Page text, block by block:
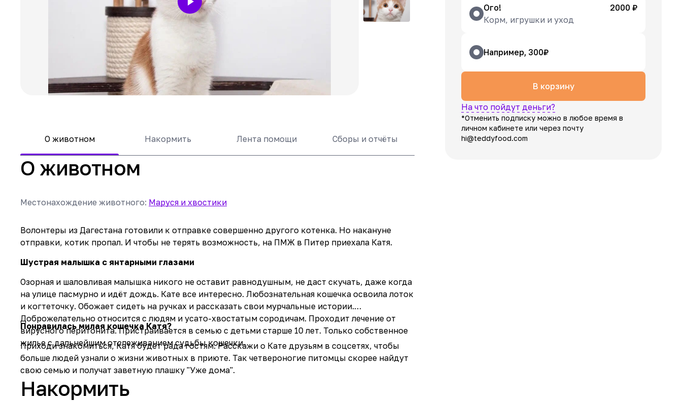
О животном Накормить Лента помощи Сборы и отчёты
О животном
Местонахождение животного: Маруся и хвостики
Волонтеры из Дагестана готовили к отправке совершенно другого котенка. Но накануне
отправки, котик пропал. И чтобы не терять возможность, на ПМЖ в Питер приехала Катя.
Шустрая малышка с янтарными глазами
Озорная и шаловливая малышка никого не оставит равнодушным, не даст скучать, даже когда
на улице пасмурно и идёт дождь. Кате все интересно. Любознательная кошечка освоила лоток
и когтеточку. Обожает сидеть на ручках и рассказать свои мурчальные истории.
Доброжелательно относится с людям и усато-хвостатым сородичам. Проходит лечение от
вирусного перитонита. Пристраивается в семью с детьми старше 10 лет. Только собственное
жилье с дальнейшим отслеживанием судьбы кошечки.
Понравилась милая кошечка Катя?
Приходи знакомиться, Катя будет рада гостям. Расскажи о Кате друзьям в соцсетях, чтобы
больше людей узнали о жизни животных в приюте. Так четвероногие питомцы скорее найдут
свою семью и получат заветную плашку "Уже дома".
Накормить
Ого!
2000 ₽
Корм, игрушки и уход
Например, 300₽
В корзину
На что пойдут деньги?
*Отменить подписку можно в любое время в
личном кабинете или через почту
hi@teddyfood.com